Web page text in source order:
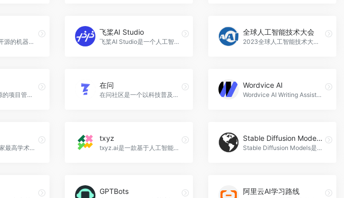
Sematic是一个开源的机器学习和人工智能编排平台，可以帮助机器学习团队更快地构建和执行训练管道，实现跟踪、可重现性、可视化等功能，sematic官网入口网址
飞桨AI Studio
飞桨AI Studio是一个人工智能学习与实训社区，提供免费GPU算力、丰富的课程和项目，帮助用户学习和实践人工智能技术，飞桨AI Studio官网入口网址
全球人工智能技术大会
2023全球人工智能技术大会（GAITC 2023）是一场以“交叉、融合、相生、共赢”为主题的国际性人工智能技术盛会，旨在推动智能科技的跨界联动和融合发展，展示智能科技的前沿成果和未来发展趋势，提供交流学习的平台，探讨智慧农业、具身智能、工业智能等领域的应用和解决方案，全球人工智能技术大会官网入口网址
Plexo是一个开源的项目管理系统，为现代创新者提供了一种全新的协作方式。它提供了直观的界面，用于创建、组织和管理项目，跟踪任务的进度和状态，并共享资源。适用于创新团队、跨部门合作和远程团队，Plexo官网入口网址
在问
在问社区是一个以科技普及为使命的免费开源社区，集成了众多优秀的大语言模型，提供智能问答、文本创作、AI绘画、文档分析等多种功能，帮助用户更高效地获取和处理信息，在问官网入口网址
Wordvice AI
Wordvice AI Writing Assistant是一款强大的在线文本编辑工具，集合了语法检查、编辑、改写和翻译功能，帮助用户提高文章质量和表达能力，Wordvice AI官网入口网址
中国科学院是国家最高学术机构和综合研究中心，致力于推动科学技术的发展和创新，为国家的经济社会发展和国家安全做出重要贡献，中国科学院官网入口网址
txyz
txyz.ai是一款基于人工智能技术的研究平台，提供AI增强的阅读、搜索和写作，为研究人员提供卓越的效率和无与伦比的研究体验，txyz官网入口网址
Stable Diffusion Models（2）
Stable Diffusion Models是一款强大的图像处理模型，通过稳定扩散算法实现高质量的图像修复、增强和生成，帮助用户创造出独特的艺术作品和恢复珍贵的回忆，Stable Diffusion Models（2）官网入口网址
GPTBots 阿里云AI学习路线